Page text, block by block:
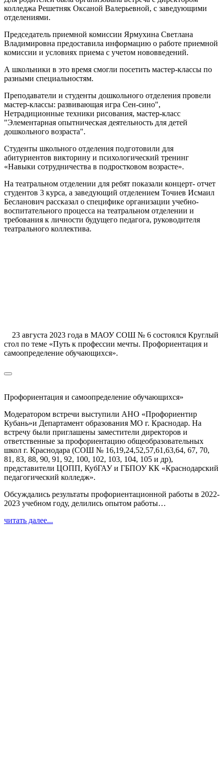
колледжа Решетняк Оксаной Валерьевной, с заведующими
отделениями.
Председатель приемной комиссии Ярмухина Светлана
Владимировна предоставила информацию о работе приемной
комиссии и условиях приема с учетом нововведений.
А школьники в это время смогли посетить мастер-классы по
разными специальностям.
Преподаватели и студенты дошкольного отделения провели
мастер-классы: развивающая игра Сен-сино",
Нетрадиционные техники рисования, мастер-класс
"Элементарная опытническая деятельность для детей
дошкольного возраста".
Студенты школьного отделения подготовили для
абитуриентов викторину и психологический тренинг
«Навыки сотрудничества в подростковом возрасте».
На театральном отделении для ребят показали концерт- отчет
студентов 3 курса, а заведующий отделением Точиев Исмаил
Бесланович рассказал о специфике организации учебно-
воспитательного процесса на театральном отделении и
требования к личности будущего педагога, руководителя
театрального коллектива.
23 августа 2023 года в МАОУ СОШ № 6 состоялся Круглый
стол по теме «Путь к профессии мечты. Профориентация и
самоопределение обучающихся».
Профориентация и самоопределение обучающихся»
Модератором встречи выступили АНО «Профориентир
Кубань»и Департамент образования МО г. Краснодар. На
встречу были приглашены заместители директоров и
ответственные за профориентацию общеобразовательных
школ г. Краснодара (СОШ № 16,19,24,52,57,61,63,64, 67, 70,
81, 83, 88, 90, 91, 92, 100, 102, 103, 104, 105 и др),
представители ЦОПП, КубГАУ и ГБПОУ КК «Краснодарский
педагогический колледж».
Обсуждались результаты профориентационной работы в 2022-
2023 учебном году, делились опытом работы…
читать далее...